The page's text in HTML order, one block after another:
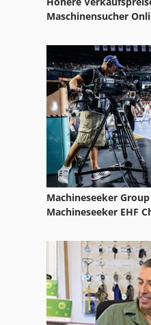
Maschinensucher
Machineseeker
Machineseeker EHF